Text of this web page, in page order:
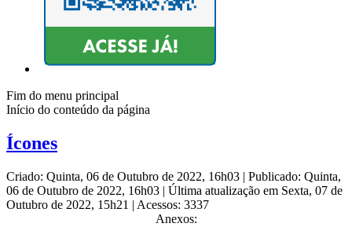
Fim do menu principal
Início do conteúdo da página
Ícones
Criado: Quinta, 06 de Outubro de 2022, 16h03 | Publicado: Quinta,
06 de Outubro de 2022, 16h03 | Última atualização em Sexta, 07 de
Outubro de 2022, 15h21 | Acessos: 3337
Anexos: